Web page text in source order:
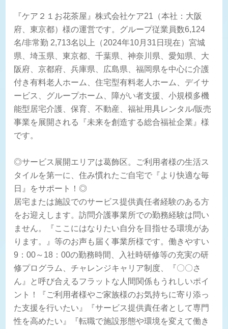
『ケア２１お花茶屋』株式会社ケア21（本社：大阪
府、東京都）様の運営です。グループ従業員数6,124
名/非常勤 2,713名以上（2024年10月31日現在）宮城
県、埼玉県、東京都、千葉県、神奈川県、愛知県、大
阪府、京都府、兵庫県、広島県、福岡県を中心に介護
付き有料老人ホーム、住宅型有料老人ホーム、デイサ
ービス、グループホーム、障がい者支援、小規模多機
能型居宅介護、保育、不動産、福祉用具レンタル/販売
事業を展開される『未来を創造する総合福祉企業』様
です。
◎サービス展開エリアは葛飾区。ご利用者様の生活ス
タイルを第一に、住み慣れたご自宅で『より快適な毎
日』をサポート！◎
居宅または施設でのサービス提供責任者経験のある方
をお迎えします。訪問介護事業所での勤務経験は問い
ません。『ここにはなりたい自分を目指せる環境があ
ります。』等のお声も届く事業所様です。働きやすい
9：00～18：00の勤務時間、入社時研修等の充実の研
修プログラム、チャレンジキャリア制度、『〇〇さ
ん』と呼び合えるフラットな人間関係もうれしいポイ
ント！『ご利用者様やご家族様のお気持ちに寄り添っ
た支援を行いたい』『サービス提供責任者として専門
性を高めたい』『転職で施設形態や環境を変えて働き